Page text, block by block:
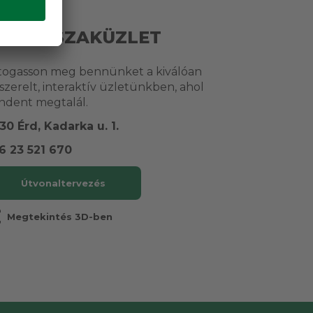
SZAKÜZLET
meg bennünket a kiválóan
interaktív üzletünkben, ahol
megtalál.
Érd, Kadarka u. 1.
23 521 670
Útvonaltervezés
Megtekintés 3D-ben